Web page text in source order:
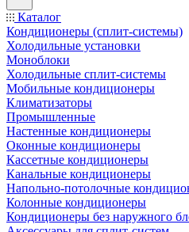
Каталог
Кондиционеры (сплит-системы)
Холодильные установки
Моноблоки
Холодильные сплит-системы
Мобильные кондиционеры
Климатизаторы
Промышленные
Настенные кондиционеры
Оконные кондиционеры
Кассетные кондиционеры
Канальные кондиционеры
Напольно-потолочные
Колонные кондиционеры
Кондиционеры без наружного